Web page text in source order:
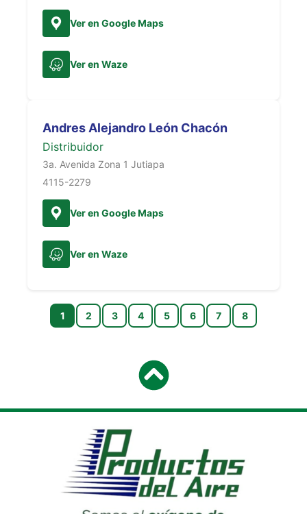
Ver en Google Maps
Ver en Waze
Andres Alejandro León Chacón
Distribuidor
3a. Avenida Zona 1 Jutiapa
4115-2279
Ver en Google Maps
Ver en Waze
1 2 3 4 5 6 7 8